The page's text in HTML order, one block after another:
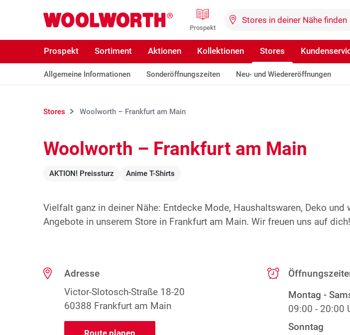
Woolworth GmbH Prospekt
Prospekt Sortiment Aktionen Kollektionen Stores
Allgemeine Informationen Sonderöffnungszeiten Neu- und Wiedereröffnungen
Stores Woolworth – Frankfurt am Main
Woolworth – Frankfurt am Main
AKTION! Preissturz Anime T-Shirts
Vielfalt ganz in deiner Nähe: Entdecke Mode, Haushaltswaren, Deko und
Angebote in unserem Store in Frankfurt am Main. Wir freuen uns auf dich!
Adresse
Victor-Slotosch-Straße 18-20
60388 Frankfurt am Main
Route planen
Montag -
09:00 - 20:00
Sonntag